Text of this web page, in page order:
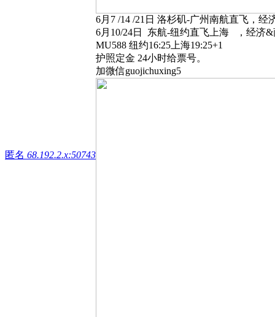
匿名 68.192.2.x:50743
6月7 /14 /21日 洛杉矶-广州南航直飞，经
6月10/24日 东航-纽约直飞上海 ，经济
MU588 纽约16:25上海19:25+1
护照定金 24小时给票号。
加微信guojichuxing5